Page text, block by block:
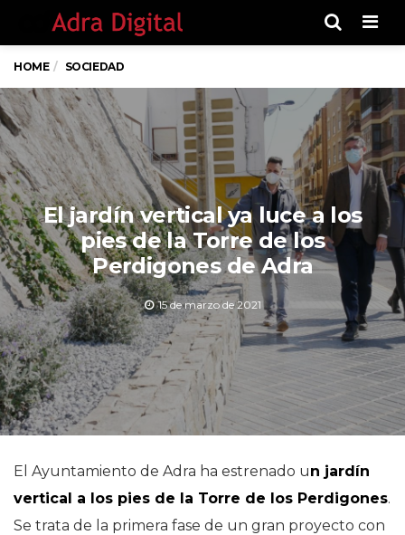
HOME SOCIEDAD
El jardín vertical ya luce a los
pies de la Torre de los
Perdigones de Adra
15 de marzo de 2021
El Ayuntamiento de Adra ha estrenado un jardín
vertical a los pies de la Torre de los Perdigones.
Se trata de la primera fase de un gran proyecto con